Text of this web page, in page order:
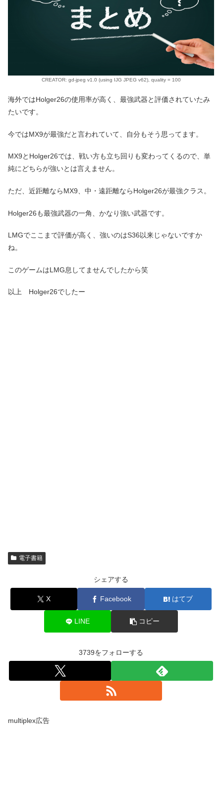
CREATOR: gd-jpeg v1.0 (using IJG JPEG v62), quality = 100
海外ではHolger26の使用率が高く、最強武器と評価されていたみ
たいです。
今ではMX9が最強だと言われていて、自分もそう思ってます。
MX9とHolger26では、戦い方も立ち回りも変わってくるので、単
純にどちらが強いとは言えません。
ただ、近距離ならMX9、中・遠距離ならHolger26が最強クラス。
Holger26も最強武器の一角、かなり強い武器です。
LMGでここまで評価が高く、強いのはS36以来じゃないですか
ね。
このゲームはLMG息してませんでしたから笑
以上 Holger26でしたー
電子書籍
シェアする
X Facebook はてブ
LINE コピー
3739をフォローする
multiplex広告